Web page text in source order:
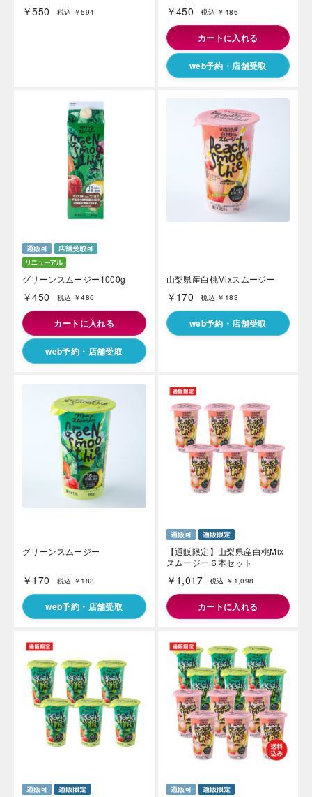
￥550 税込 ￥594 ￥450 税込 ￥486
カートに入れる
web予約・店舗受取
グリーンスムージー1000g
￥450 税込 ￥486
カートに入れる
web予約・店舗受取
山梨県産白桃Mixスムージー
￥170 税込 ￥183
web予約・店舗受取
グリーンスムージー
￥170 税込 ￥183
web予約・店舗受取
【通販限定】山梨県産白桃Mix
スムージー６本セット
￥1,017 税込 ￥1,098
カートに入れる
岳や末広がりを意味す
つ時」という意味を込
雄大な八ヶ岳山麓の自
海外 Overseas shops
Indonesia
Singapore
Thailand
Vietnam